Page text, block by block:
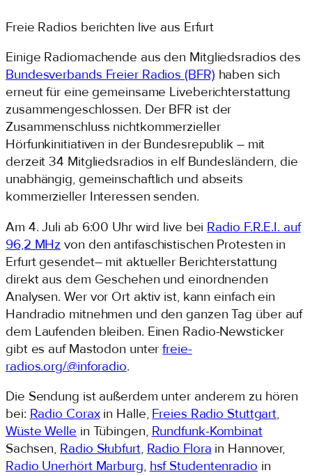
Inhalt
springen
Freie Radios berichten live aus Erfurt
Einige Radiomachende aus den Mitgliedsradios des
Bundesverbands Freier Radios (BFR) haben sich
erneut für eine gemeinsame Liveberichterstattung
zusammengeschlossen. Der BFR ist der
Zusammenschluss nichtkommerzieller
Hörfunkinitiativen in der Bundesrepublik – mit
derzeit 34 Mitgliedsradios in elf Bundesländern, die
unabhängig, gemeinschaftlich und abseits
kommerzieller Interessen senden.
Am 4. Juli ab 6:00 Uhr wird live bei Radio F.R.E.I. auf
96,2 MHz von den antifaschistischen Protesten in
Erfurt gesendet– mit aktueller Berichterstattung
direkt aus dem Geschehen und einordnenden
Analysen. Wer vor Ort aktiv ist, kann einfach ein
Handradio mitnehmen und den ganzen Tag über auf
dem Laufenden bleiben. Einen Radio-Newsticker
gibt es auf Mastodon unterfreie-
radios.org/@inforadio.
Die Sendung ist außerdem unter anderem zu hören
bei: Radio Coraxin Halle, Freies Radio Stuttgart,
Wüste Welle in Tübingen, Rundfunk-Kombinat
Sachsen, Radio Słubfurt, Radio Flora in Hannover,
Radio Unerhört Marburg, hsf Studentenradio in